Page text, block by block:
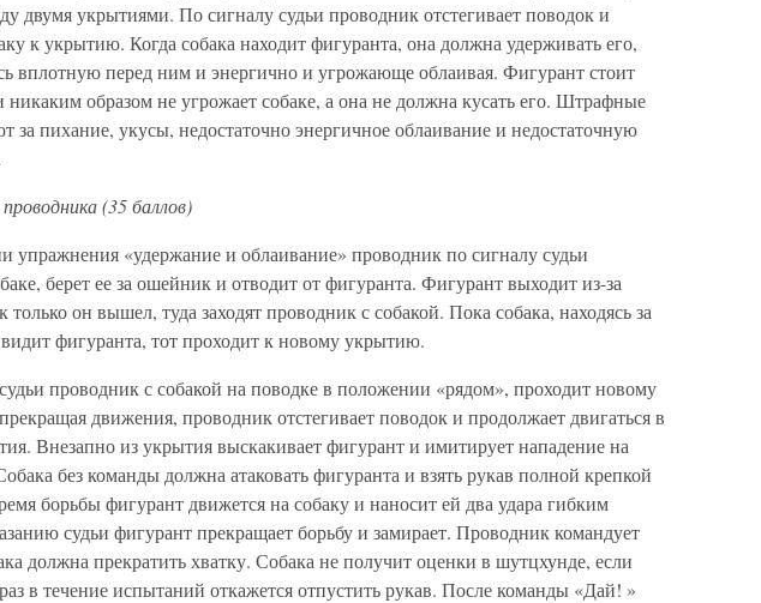
двумя укрытиями. По сигналу судьи проводник отстегивает поводок и
к укрытию. Когда собака находит фигуранта, она должна удерживать его,
вплотную перед ним и энергично и угрожающе облаивая. Фигурант стоит
образом не угрожает собаке, а она не должна кусать его. Штрафные
за пихание, укусы, недостаточно энергичное облаивание и недостаточную
(35 баллов)
упражнения «удержание и облаивание» проводник по сигналу судьи
берет ее за ошейник и отводит от фигуранта. Фигурант выходит из-за
только он вышел, туда заходят проводник с собакой. Пока собака, находясь за
фигуранта, тот проходит к новому укрытию.
проводник с собакой на поводке в положении «рядом», проходит новому
движения, проводник отстегивает поводок и продолжает двигаться в
Внезапно из укрытия выскакивает фигурант и имитирует нападение на
без команды должна атаковать фигуранта и взять рукав полной крепкой
борьбы фигурант движется на собаку и наносит ей два удара гибким
судьи фигурант прекращает борьбу и замирает. Проводник командует
должна прекратить хватку. Собака не получит оценки в шутцхунде, если
в течение испытаний откажется отпустить рукав. После команды «Дай! »